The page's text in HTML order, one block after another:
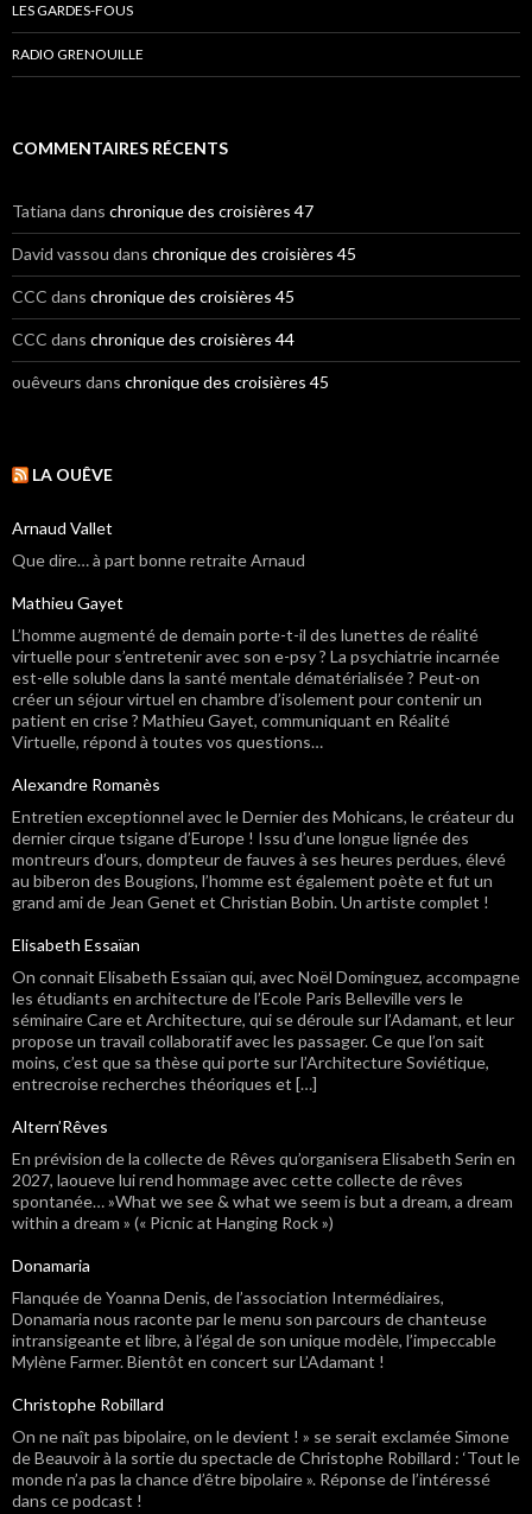
LES GARDES-FOUS
RADIO GRENOUILLE
COMMENTAIRES RÉCENTS
Tatiana dans chronique des croisières 47
David vassou dans chronique des croisières 45
CCC dans chronique des croisières 45
CCC dans chronique des croisières 44
ouêveurs dans chronique des croisières 45
LA OUÊVE
Arnaud Vallet
Que dire… à part bonne retraite Arnaud
Mathieu Gayet
L’homme augmenté de demain porte-t-il des lunettes de réalité
virtuelle pour s’entretenir avec son e-psy ? La psychiatrie incarnée
est-elle soluble dans la santé mentale dématérialisée ? Peut-on
créer un séjour virtuel en chambre d’isolement pour contenir un
patient en crise ? Mathieu Gayet, communiquant en Réalité
Virtuelle, répond à toutes vos questions…
Alexandre Romanès
Entretien exceptionnel avec le Dernier des Mohicans, le créateur du
dernier cirque tsigane d’Europe ! Issu d’une longue lignée des
montreurs d’ours, dompteur de fauves à ses heures perdues, élevé
au biberon des Bougions, l’homme est également poète et fut un
grand ami de Jean Genet et Christian Bobin. Un artiste complet !
Elisabeth Essaïan
On connait Elisabeth Essaïan qui, avec Noël Dominguez, accompagne
les étudiants en architecture de l’Ecole Paris Belleville vers le
séminaire Care et Architecture, qui se déroule sur l’Adamant, et leur
propose un travail collaboratif avec les passager. Ce que l’on sait
moins, c’est que sa thèse qui porte sur l’Architecture Soviétique,
entrecroise recherches théoriques et […]
Altern’Rêves
En prévision de la collecte de Rêves qu’organisera Elisabeth Serin en
2027, laoueve lui rend hommage avec cette collecte de rêves
spontanée… »What we see & what we seem is but a dream, a dream
within a dream » (« Picnic at Hanging Rock »)
Donamaria
Flanquée de Yoanna Denis, de l’association Intermédiaires,
Donamaria nous raconte par le menu son parcours de chanteuse
intransigeante et libre, à l’égal de son unique modèle, l’impeccable
Mylène Farmer. Bientôt en concert sur L’Adamant !
Christophe Robillard
On ne naît pas bipolaire, on le devient ! » se serait exclamée Simone
de Beauvoir à la sortie du spectacle de Christophe Robillard : ‘Tout le
monde n’a pas la chance d’être bipolaire ». Réponse de l’intéressé
dans ce podcast !